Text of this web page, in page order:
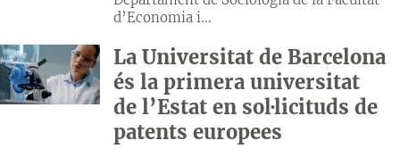
d’Economia i...
La Universitat de Barcelona
és la primera universitat
de l’Estat en sol·licituds de
patents europees